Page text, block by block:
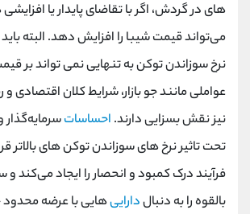
‌های در گردش، اگر با تقاضای پایدار یا
می‌تواند قیمت شیبا را افزایش دهد. البته
نرخ سوزاندن توکن به تنهایی نمی تواند بر
عواملی مانند جو بازار، شرایط کلان اقتصادی و
نیز نقش بسزایی دارند. احساساتسرمایه‌گذار
تحت‌ تاثیر نرخ‌ های سوزاندن توکن ‌های بالاتر
فرآیند درک کمبود و انحصار را ایجاد می‌کند و
بالقوه را به دنبالدارایی‌هایی با عرضه